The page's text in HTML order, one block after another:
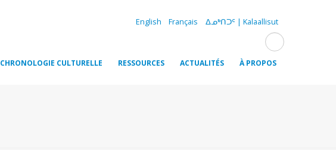
English Français ᐃᓄᒃᑎᑐᑦ | Kalaallisut
CHRONOLOGIE CULTURELLE RESSOURCES ACTUALITÉS À PROPOS